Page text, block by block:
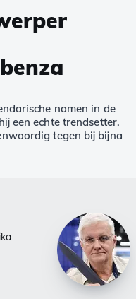
namen in de
een echte trendsetter.
tegen bij bijna